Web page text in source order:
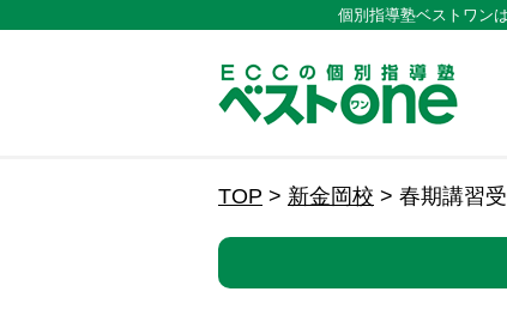
個別指導塾ベストワン
TOP > 新金岡校 > 春期講習